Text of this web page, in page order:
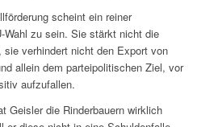
scheint ein reiner
Wahl zu sein. Sie stärkt nicht die
sie verhindert nicht den Export von
allein dem parteipolitischen Ziel, vor
aufzufallen.
Geisler die Rinderbauern wirklich